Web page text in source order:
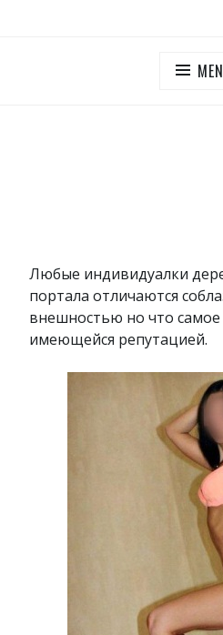
Любые индивидуалки
портала отличаются
внешностью но что самое
имеющейся репутацией.